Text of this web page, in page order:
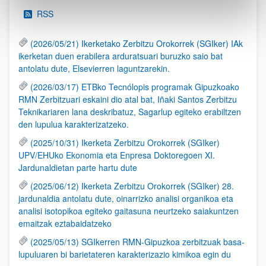
RSS
(2026/05/21) Ikerketako Zerbitzu Orokorrek (SGIker) IAk
ikerketan duen erabilera arduratsuari buruzko saio bat
antolatu dute, Elsevierren laguntzarekin.
(2026/03/17) ETBko Tecnólopis programak Gipuzkoako
RMN Zerbitzuari eskaini dio atal bat, Iñaki Santos Zerbitzu
Teknikariaren lana deskribatuz, Sagarlup egiteko erabiltzen
den lupulua karakterizatzeko.
(2025/10/31) Ikerketa Zerbitzu Orokorrek (SGIker)
UPV/EHUko Ekonomia eta Enpresa Doktoregoen XI.
Jardunaldietan parte hartu dute
(2025/06/12) Ikerketa Zerbitzu Orokorrek (SGIker) 28.
jardunaldia antolatu dute, oinarrizko analisi organikoa eta
analisi isotopikoa egiteko gaitasuna neurtzeko saiakuntzen
emaitzak eztabaidatzeko
(2025/05/13) SGIkerren RMN-Gipuzkoa zerbitzuak basa-
lupuluaren bi barietateren karakterizazio kimikoa egin du